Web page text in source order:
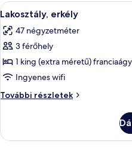
A
következő
szoba
összes
képének
megtekintése:
Lakosztály,
erkély
11
Lakosztály, erkély
47 négyzetméter
3 férőhely
1 king (extra méretű) franciaágy
Ingyenes wifi
További részletek
Lakosztály,